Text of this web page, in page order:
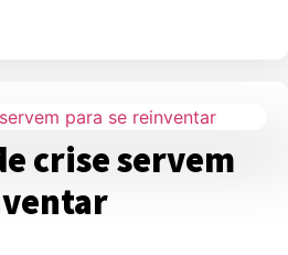
crise servem